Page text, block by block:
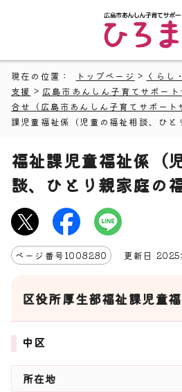
現在の位置： トップページ > くらし
支援 > 広島市あんしん子育てサポート
合せ（広島市あんしん子育てサポート
課児童福祉係（児童の福祉相談、ひと
福祉課児童福祉係（
談、ひとり親家庭の
ページ番号1008280 更新日 2025
区役所厚生部福祉課児童
中区
所在地